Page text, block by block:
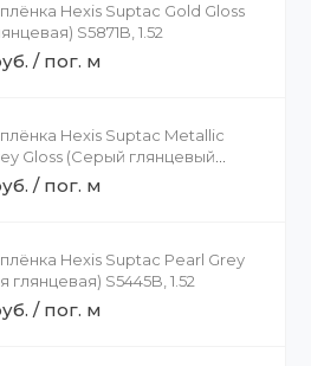
Hexis Suptac Gold Gloss
S5871B, 1.52
/ пог. м
Hexis Suptac Metallic
Gloss (Серый глянцевый
1.52
/ пог. м
Hexis Suptac Pearl Grey
глянцевая) S5445B, 1.52
/ пог. м